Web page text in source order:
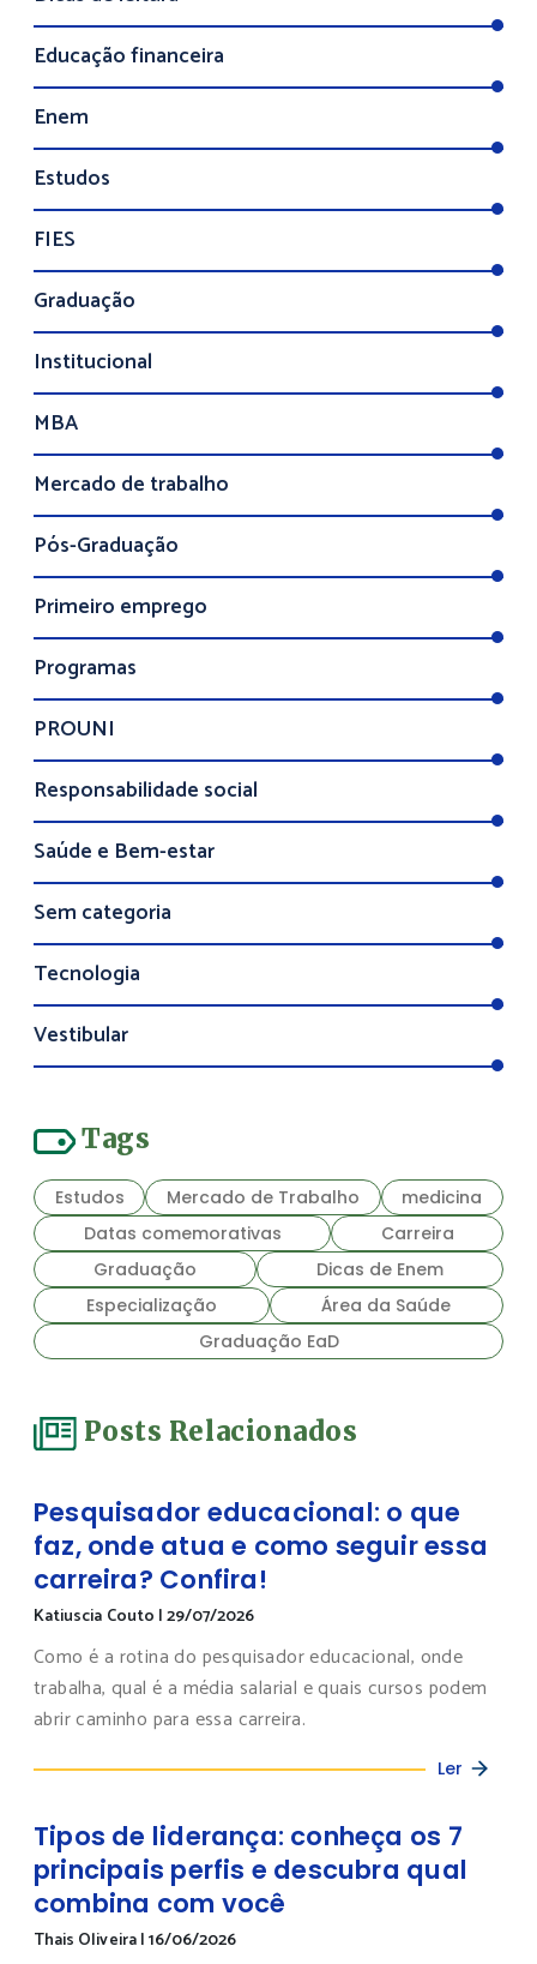
Educação financeira
Enem
Estudos
FIES
Graduação
Institucional
MBA
Mercado de trabalho
Pós-Graduação
Primeiro emprego
Programas
PROUNI
Responsabilidade social
Saúde e Bem-estar
Sem categoria
Tecnologia
Vestibular
Tags
Estudos Mercado de Trabalho
medicina
Datas comemorativas
Carreira
Graduação
Dicas de Enem
Especialização
Área da Saúde
Graduação EaD
Posts Relacionados
Pesquisador educacional: o que
faz, onde atua e como seguir essa
carreira? Confira!
Katiuscia Couto |29/07/2026
Como é a rotina do pesquisador educacional, onde
trabalha, qual é a média salarial e quais cursos podem
abrir caminho para essa carreira.
Ler
Tipos de liderança: conheça os 7
principais perfis e descubra qual
combina com você
Thais Oliveira|16/06/2026